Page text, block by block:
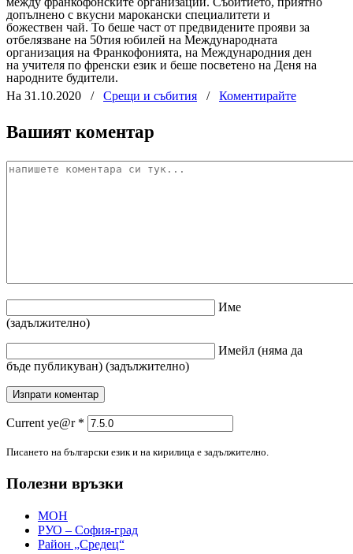
допълнено с вкусни марокански специалитети и
божествен чай. То беше част от предвидените прояви за
отбелязване на 50тия юбилей на Международната
организация на Франкофонията, на Международния ден
на учителя по френски език и беше посветено на Деня на
народните будители.
На 31.10.2020
/ Срещи и събития / Коментирайте
Вашият коментар
Име
(задължително)
Имейл (няма да
бъде публикуван) (задължително)
Current ye@r *
Писането на български език и на кирилица е задължително.
Полезни връзки
МОН
РУО – София-град
Район „Средец“